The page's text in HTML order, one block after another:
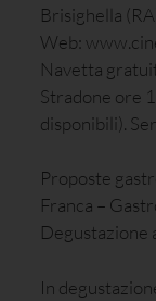
Brisighella
Web:
Navetta
Stradone ore
disponibili).
Proposte
Franca –
Degustazione
In